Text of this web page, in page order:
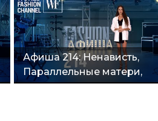
Афиша 214: Ненависть,
Параллельные матери,
Холодный расчёт,